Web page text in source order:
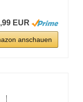
EUR
anschauen